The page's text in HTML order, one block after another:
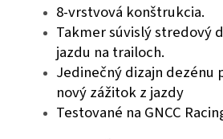
8-vrstvová konštrukcia.
Takmer súvislý stredový
jazdu na trailoch.
Jedinečný dizajn dezénu
nový zážitok z jazdy
Testované na GNCC